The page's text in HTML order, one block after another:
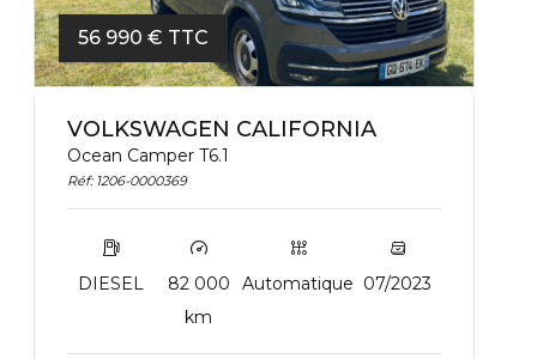
56 990 € TTC
VOLKSWAGEN CALIFORNIA
Ocean Camper T6.1
Réf: 1206-0000369
DIESEL
82 000
km
Automatique 07/2023